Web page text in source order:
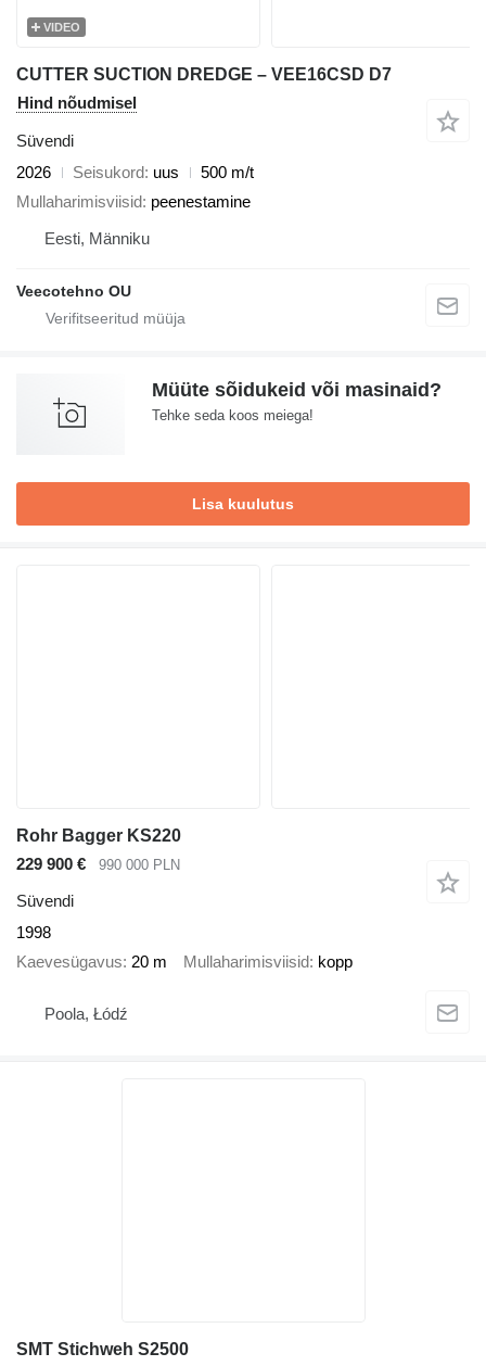
VIDEO
CUTTER SUCTION DREDGE – VEE16CSD D7
Hind nõudmisel
Süvendi
2026
Seisukord uus
500 m/t
Mullaharimisviisid peenestamine
Eesti, Männiku
Veecotehno OU
Müüte sõidukeid või masinaid?
Tehke seda koos meiega!
Lisa kuulutus
Rohr Bagger KS220
229 900 €
990 000 PLN
Süvendi
1998
Kaevesügavus 20 m Mullaharimisviisid kopp
Poola, Łódź
SMT Stichweh S2500